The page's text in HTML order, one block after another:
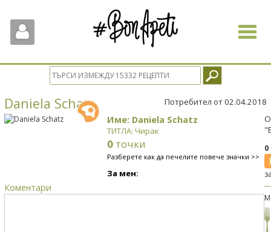
Toggle
Daniela Schatz Потребител от 02.04.2018
Име: Daniela Schatz
ТИТЛА: Чирак
0 точки
Разберете как да печелите повече значки >>
За мен:
Коментари